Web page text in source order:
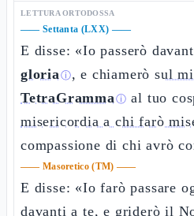
LETTURA ORTODOSSA
—— Settanta (LXX) ——
E disse: «Io passerò
gloriaⓘ, e chiameròsul
TetraGrammaⓘ al tuo
misericordia a chi farò
compassione di chi avrò
—— Masoretico (TM) ——
E disse: «Io farò passare
davanti a te, e griderò il